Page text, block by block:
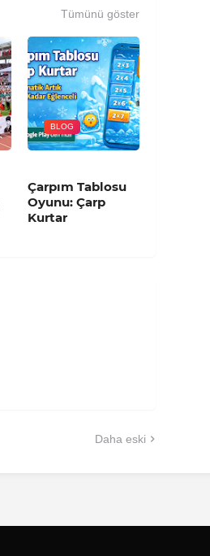
Tümünü göster
BLOG
Çarpım Tablosu
Oyunu: Çarp
Kurtar
Daha eski